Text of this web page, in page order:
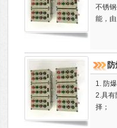
不锈
能，
1. 防
2.具
择；